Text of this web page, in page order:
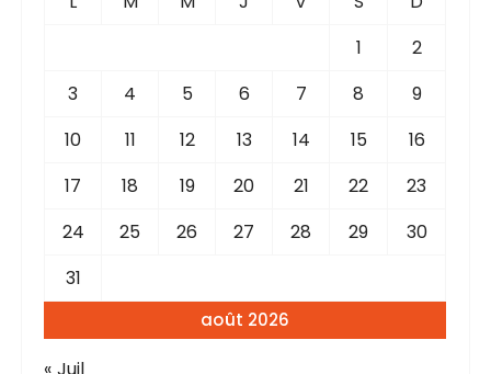
août 2026
1
2
3
4 5 6 7 8
9
10
11 12 13 14 15
16
17
18 19 20 21 22
23
24
25 26 27 28 29
30
31